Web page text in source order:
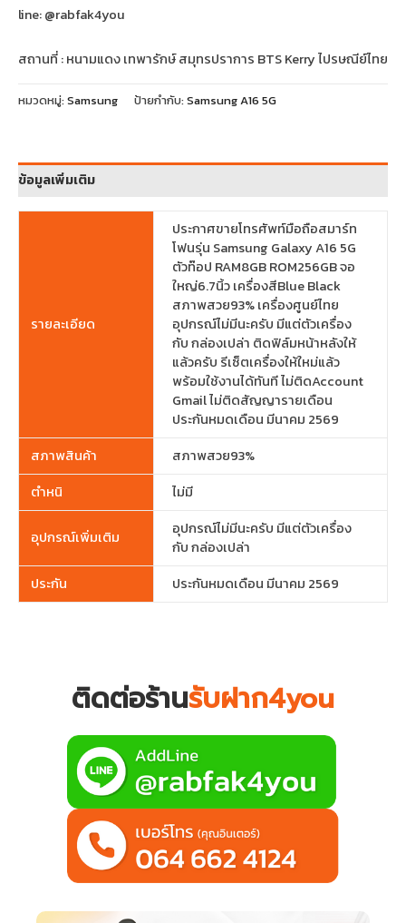
line: @rabfak4you
สถานที่ : หนามแดง เทพารักษ์ สมุทรปราการ BTS Kerry ไปรษณีย์ไทย
หมวดหมู่: Samsung ป้ายกำกับ: Samsung A16 5G
ข้อมูลเพิ่มเติม
รายละเอียด
ประกาศขายโทรศัพท์มือถือสมาร์ท
โฟนรุ่น Samsung Galaxy A16 5G
ตัวท๊อป RAM8GB ROM256GB จอ
ใหญ่6.7นิ้ว เครื่องสีBlue Black
สภาพสวย93% เครื่องศูนย์ไทย
อุปกรณ์ไม่มีนะครับ มีแต่ตัวเครื่อง
กับ กล่องเปล่า ติดฟิล์มหน้าหลังให้
แล้วครับ รีเซ็ตเครื่องให้ใหม่แล้ว
พร้อมใช้งานได้ทันที ไม่ติดAccount
Gmail ไม่ติดสัญญารายเดือน
ประกันหมดเดือน มีนาคม 2569
สภาพสินค้า
สภาพสวย93%
ตำหนิ
ไม่มี
อุปกรณ์เพิ่มเติม
อุปกรณ์ไม่มีนะครับ มีแต่ตัวเครื่อง
กับ กล่องเปล่า
ประกัน
ประกันหมดเดือน มีนาคม 2569
ติดต่อร้านรับฝาก4you